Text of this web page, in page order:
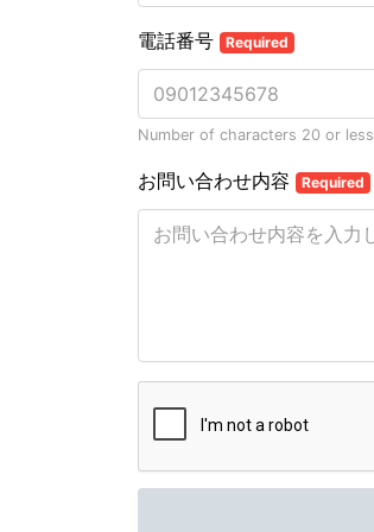
電話番号 Required
Number of characters 20 or less
お問い合わせ内容 Required